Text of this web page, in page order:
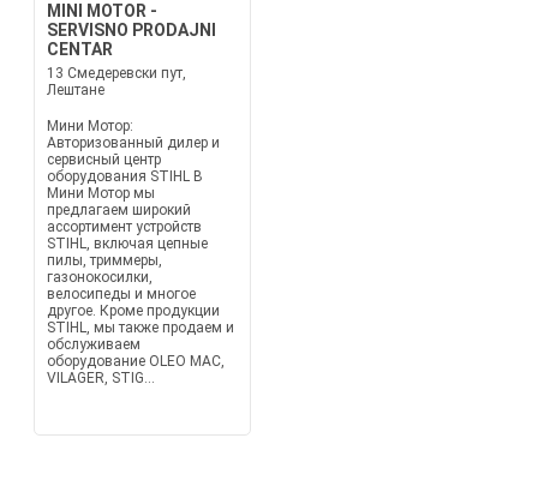
MINI MOTOR -
SERVISNO PRODAJNI
CENTAR
13 Смедеревски пут,
Лештане
Мини Мотор:
Авторизованный дилер и
сервисный центр
оборудования STIHL В
Мини Мотор мы
предлагаем широкий
ассортимент устройств
STIHL, включая цепные
пилы, триммеры,
газонокосилки,
велосипеды и многое
другое. Кроме продукции
STIHL, мы также продаем и
обслуживаем
оборудование OLEO MAC,
VILAGER, STIG...